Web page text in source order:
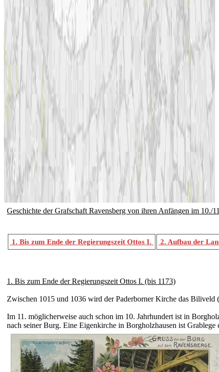
Geschichte der Grafschaft Ravensberg von ihren Anfängen im 10./
1. Bis zum Ende der Regierungszeit Ottos I. 2. Aufbau der
1. Bis zum Ende der Regierungszeit Ottos I. (bis 1173)
Zwischen 1015 und 1036 wird der Paderborner Kirche das Biliveld
Im 11. möglicher­weise auch schon im 10. Jahr­hundert ist in
nach seiner Burg. Eine Eigen­kirche in Borg­holz­hausen ist